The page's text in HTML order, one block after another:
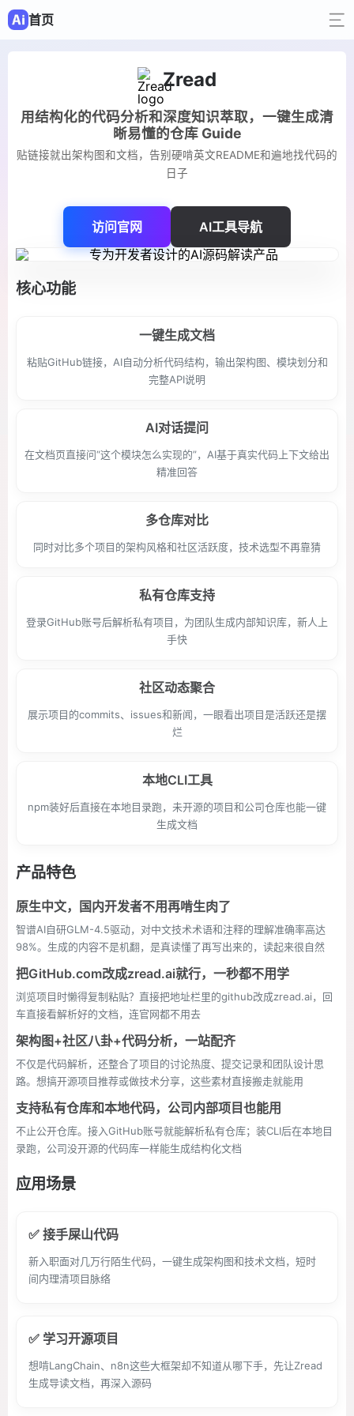
首页
Zread
用结构化的代码分析和深度知识萃取，一键生成清
晰易懂的仓库 Guide
贴链接就出架构图和文档，告别硬啃英文README和遍地找代码的
日子
访问官网 AI工具导航
核心功能
一键生成文档
粘贴GitHub链接，AI自动分析代码结构，输出架构图、模块划分和
完整API说明
AI对话提问
在文档页直接问“这个模块怎么实现的”，AI基于真实代码上下文给出
精准回答
多仓库对比
同时对比多个项目的架构风格和社区活跃度，技术选型不再靠猜
私有仓库支持
登录GitHub账号后解析私有项目，为团队生成内部知识库，新人上
手快
社区动态聚合
展示项目的commits、issues和新闻，一眼看出项目是活跃还是摆
烂
本地CLI工具
npm装好后直接在本地目录跑，未开源的项目和公司仓库也能一键
生成文档
产品特色
原生中文，国内开发者不用再啃生肉了
智谱AI自研GLM-4.5驱动，对中文技术术语和注释的理解准确率高达
98%。生成的内容不是机翻，是真读懂了再写出来的，读起来很自然
把GitHub.com改成zread.ai就行，一秒都不用学
浏览项目时懒得复制粘贴？直接把地址栏里的github改成zread.ai，回
车直接看解析好的文档，连官网都不用去
架构图+社区八卦+代码分析，一站配齐
不仅是代码解析，还整合了项目的讨论热度、提交记录和团队设计思
路。想搞开源项目推荐或做技术分享，这些素材直接搬走就能用
支持私有仓库和本地代码，公司内部项目也能用
不止公开仓库。接入GitHub账号就能解析私有仓库；装CLI后在本地目
录跑，公司没开源的代码库一样能生成结构化文档
应用场景
✅ 接手屎山代码
新入职面对几万行陌生代码，一键生成架构图和技术文档，短时
间内理清项目脉络
✅ 学习开源项目
想啃LangChain、n8n这些大框架却不知道从哪下手，先让Zread
生成导读文档，再深入源码